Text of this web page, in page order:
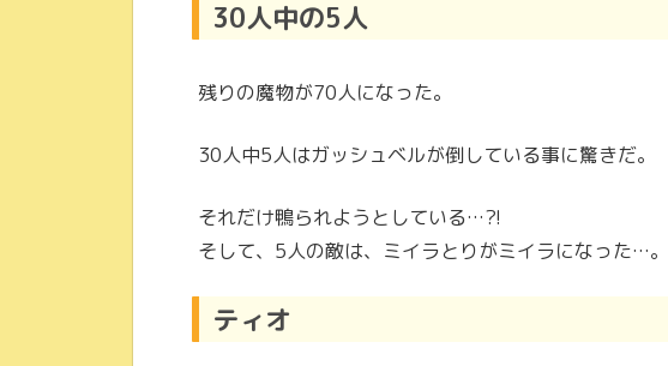
30人中の5人
残りの魔物が70人になった。
30人中5人はガッシュベルが倒している事に驚きだ。
それだけ鴨られようとしている…?!
そして、5人の敵は、ミイラとりがミイラになった…。
ティオ